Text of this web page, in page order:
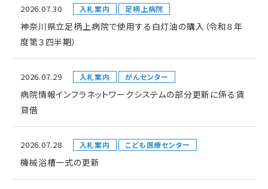
2026.07.30 入札案内 足柄上病院
神奈川県立足柄上病院で使用する白灯油の購入（令和８年
度第３四半期）
2026.07.29 入札案内 がんセンター
病院情報インフラネットワークシステムの部分更新に係る賃
貸借
2026.07.28 入札案内 こども医療センター
機械浴槽一式の更新